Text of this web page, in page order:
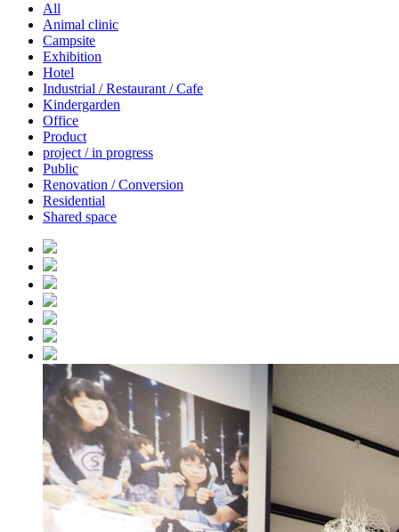
All
Animal clinic
Campsite
Exhibition
Hotel
Industrial / Restaurant / Cafe
Kindergarden
Office
Product
project / in progress
Public
Renovation / Conversion
Residential
Shared space